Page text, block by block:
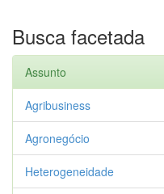
Busca facetada
Assunto
Agribusiness
Agronegócio
Heterogeneidade